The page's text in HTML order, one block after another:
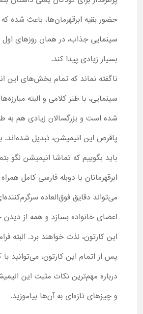
حضور بقیه ابرقهرمان‌ها، باعث شده
سینمایی جذاب، در همان روزهای
بسیار زیادی پیدا کند.
ناگفته نماند که تمام بخش‌های این
سینمایی، با طنز کلامی و البته
شده است و بزرگسالان زیادی هم به
پاقرص این انیمیشن، تبدیل
باید بگوییم که تماشا انیمیشن لگو
ابرقهرمانان با دوبله فارسی کامل
می‌تواند دقایق فوق‌العاده
اعضای خانواده بسازد و همه از دیدن
این کارتون، لذت خواهند برد. البته
پس از اتمام این کارتون، می‌توانید
درباره مهم‌ترین نکات مثبت این
و چیزهای تازه‌ای به آن‌ها بیاموزید.